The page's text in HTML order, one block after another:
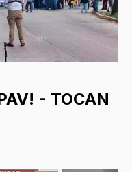
- TOCAN